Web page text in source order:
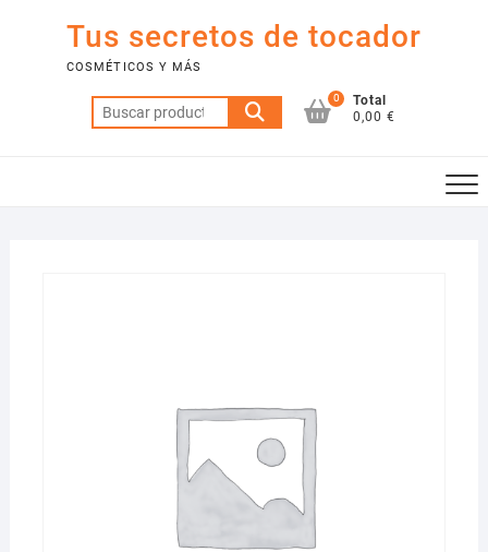
contenido
Tus secretos de tocador
COSMÉTICOS Y MÁS
Buscar
por:
0
Total
0,00 €